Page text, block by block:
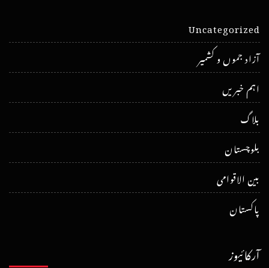
Uncategorized
آزاد جموں و کشمیر
اہم خبریں
بلاگ
بلوچستان
بین الاقوامی
پاکستان
آرکائیوز